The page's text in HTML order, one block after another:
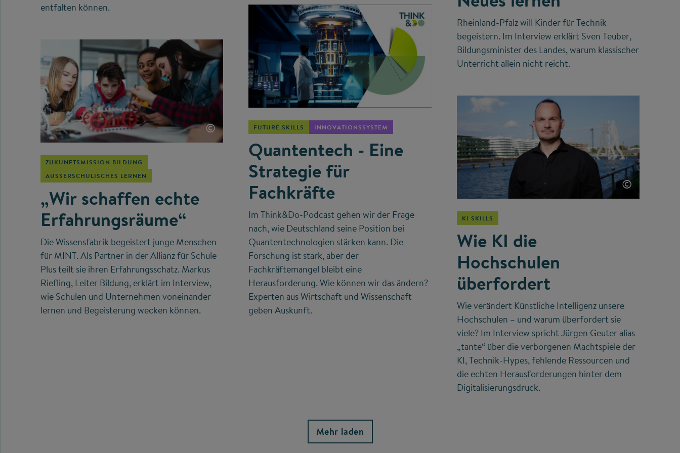
entfalten können.
Rheinland-Pfalz will Kinder für Technik
begeistern. Im Interview erklärt Sven Teuber,
Bildungsminister des Landes, warum klassischer
Unterricht allein nicht reicht.
©
ZUKUNFTSMISSION BILDUNG
AUSSERSCHULISCHES LERNEN
„Wir schaffen echte
Erfahrungsräume“
Die Wissensfabrik begeistert junge Menschen
für MINT. Als Partner in der Allianz für Schule
Plus teilt sie ihren Erfahrungsschatz. Markus
Riefling, Leiter Bildung, erklärt im Interview,
wie Schulen und Unternehmen voneinander
lernen und Begeisterung wecken können.
FUTURE SKILLS INNOVATIONSSYSTEM
Quantentech - Eine
Strategie für
Fachkräfte
Im Think&Do-Podcast gehen wir der Frage
nach, wie Deutschland seine Position bei
Quantentechnologien stärken kann. Die
Forschung ist stark, aber der
Fachkräftemangel bleibt eine
Herausforderung. Wie können wir das ändern?
Experten aus Wirtschaft und Wissenschaft
geben Auskunft.
©
KI SKILLS
Wie KI die
Hochschulen
überfordert
Wie verändert Künstliche Intelligenz unsere
Hochschulen – und warum überfordert sie
viele? Im Interview spricht Jürgen Geuter alias
„tante“ über die verborgenen Machtspiele der
KI, Technik-Hypes, fehlende Ressourcen und
die echten Herausforderungen hinter dem
Digitalisierungsdruck.
Mehr laden